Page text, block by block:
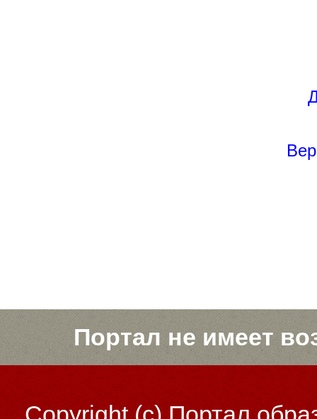
Портал не имеет